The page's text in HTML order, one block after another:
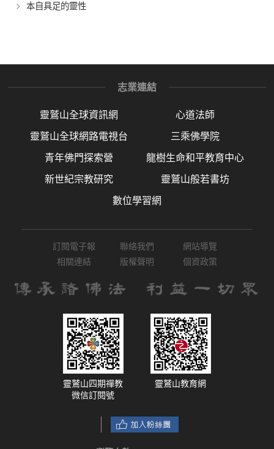
本自具足的靈性
志業連結
靈鷲山全球資訊網 心道法師
靈鷲山全球網路電視台 三乘佛學院
青年佛門探索營 龍樹生命和平教育中心
新世紀宗教研究 靈鷲山般若書坊
數位學習網
訂閱電子報 聯絡我們
網站導覽
相關連結
版權聲明 個資政策
靈鷲山四期禪教
微信訂閱號
靈鷲山教育網